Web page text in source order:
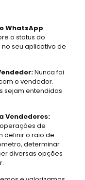
WhatsApp:
o status do
seu aplicativo de
Nunca foi
o vendedor.
sejam entendidas
Vendedores:
de
definir o raio de
determinar
diversas opções